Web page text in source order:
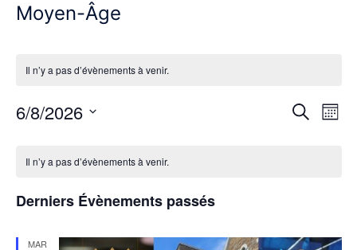
Moyen-Âge
Il n’y a pas d’évènements à venir.
de
MOIS
6/8/2026
date.
de
Évènements
Il n’y a pas d’évènements à venir.
Derniers Évènements passés
MAR